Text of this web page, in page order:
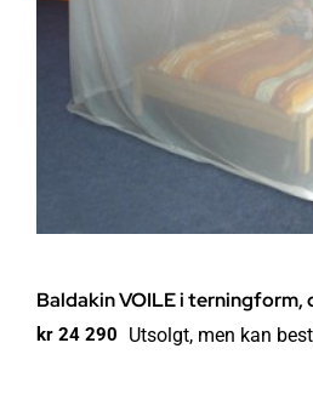
Baldakin VOILE i terningform,
kr 24 290 Utsolgt, men kan